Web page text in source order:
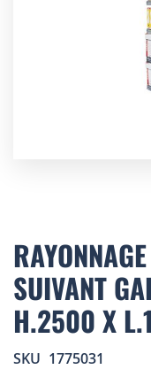
to
the
beginning
of
the
images
SUIVANT
H.2500 X
SKU 1775031